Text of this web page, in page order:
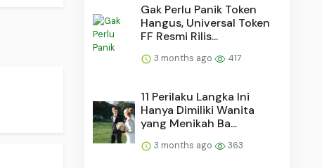
Gak Perlu Panik Token
Hangus, Universal Token
FF Resmi Rilis...
3 months ago 417
11 Perilaku Langka Ini
Hanya Dimiliki Wanita
yang Menikah Ba...
3 months ago 363